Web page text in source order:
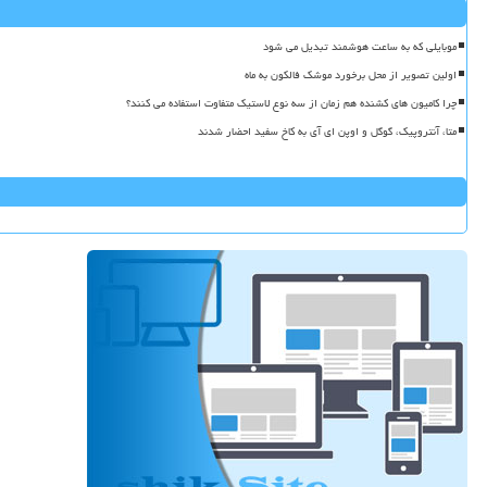
موبایلی که به ساعت هوشمند تبدیل می شود
اولین تصویر از محل برخورد موشک فالکون به ماه
چرا کامیون های کشنده هم زمان از سه نوع لاستیک متفاوت استفاده می کنند؟
متا، آنتروپیک، گوگل و اوپن ای آی به کاخ سفید احضار شدند